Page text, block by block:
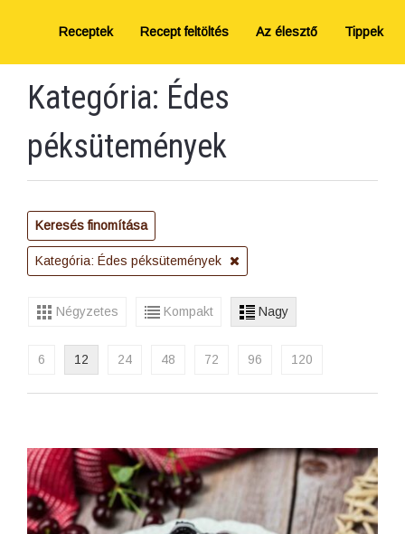
Receptek Recept feltöltés Az élesztő Tippek
Kategória: Édes
péksütemények
Keresés finomítása
Kategória: Édes péksütemények
Négyzetes Kompakt Nagy
6 12 24 48 72 96 120